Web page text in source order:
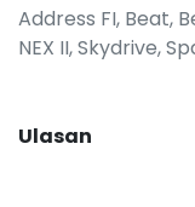
Address FI, Beat,
NEX II, Skydrive,
Ulasan